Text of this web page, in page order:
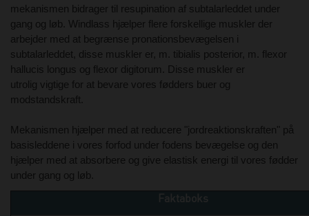
mekanismen bidrager til resupination af subtalarleddet under
gang og løb. Windlass hjælper flere forskellige muskler der
arbejder med at begrænse pronationsbevægelsen i
subtalarleddet, disse muskler er, m. tibialis posterior, m. flexor
hallucis longus og flexor digitorum. Disse muskler er
utrolig vigtige for at bevare vores fødders buer og
modstandskraft.
Mekanismen hjælper med at reducere "jordreaktionskraften" på
basisleddene i vores forfod under fodens bevægelse og den
hjælper med at absorbere og give elastisk energi til vores fødder
under gang og løb.